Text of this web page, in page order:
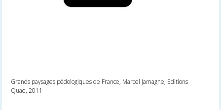
Grands paysages pédologiques de France, Marcel Jamagne, Editions
Quae, 2011